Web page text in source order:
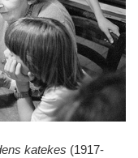
katekes (1917-